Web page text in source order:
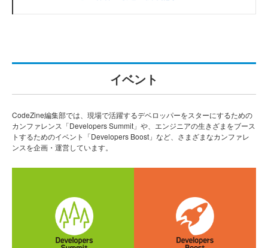
イベント
CodeZine編集部では、現場で活躍するデベロッパーをスターにするための
カンファレンス「Developers Summit」や、エンジニアの生きざまをブース
トするためのイベント「Developers Boost」など、さまざまなカンファレ
ンスを企画・運営しています。